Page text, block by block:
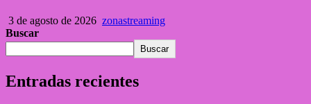
3 de agosto de 2026 zonastreaming
Buscar
Buscar
Entradas recientes